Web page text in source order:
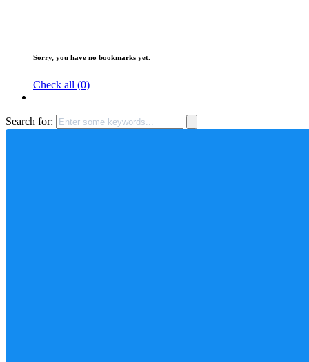
Sorry, you have no bookmarks yet.
Check all (0)
Search for: